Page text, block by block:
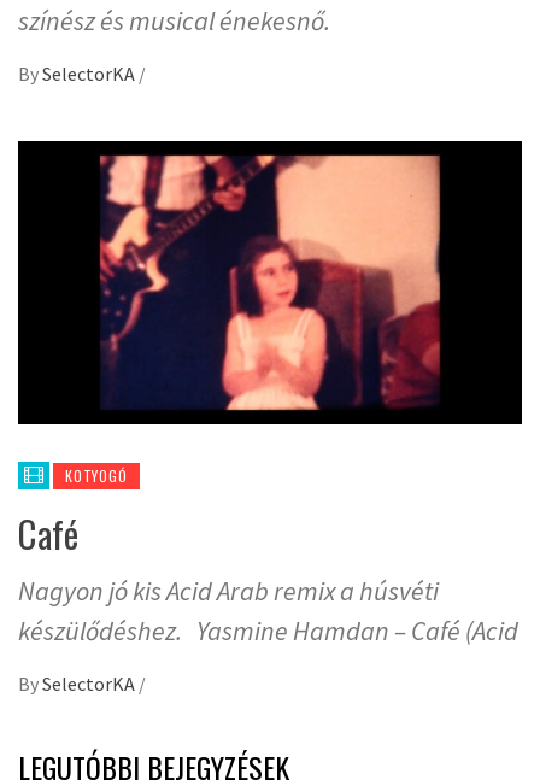
színész és musical énekesnő.
BySelectorKA /
KOTYOGÓ
Café
Nagyon jó kis Acid Arab remix a húsvéti
készülődéshez. Yasmine Hamdan – Café (Acid
BySelectorKA /
LEGUTÓBBI BEJEGYZÉSEK